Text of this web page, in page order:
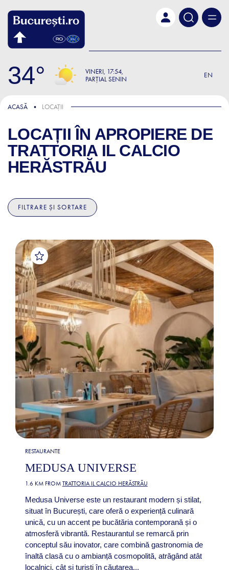
34 VINERI 17:54
PARȚIAL SENIN
EN
ACASĂ LOCAȚII
LOCAȚII ÎN APROPIERE DE
TRATTORIA IL CALCIO
HERĂSTRĂU
FILTRARE ȘI SORTARE
RESTAURANTE
MEDUSA UNIVERSE
1.6 KM FROM TRATTORIA IL CALCIO HERĂSTRĂU
Medusa Universe este un restaurant modern și stilat,
situat în București, care oferă o experiență culinară
unică, cu un accent pe bucătăria contemporană și o
atmosferă vibrantă. Restaurantul se remarcă prin
conceptul său inovator, care combină gastronomia de
înaltă clasă cu o ambianță cosmopolită, atrăgând atât
localnici, cât și turiști în căutarea...